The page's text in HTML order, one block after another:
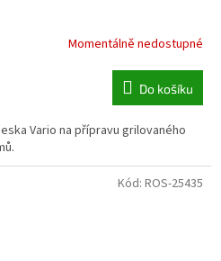
Momentálně nedostupné
Do košíku
Vario na přípravu grilovaného
Kód: ROS-25435